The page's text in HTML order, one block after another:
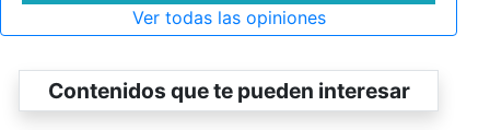
Ver todas las opiniones
Contenidos que te pueden interesar